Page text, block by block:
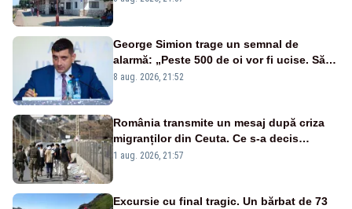
George Simion trage un semnal de
alarmă: „Peste 500 de oi vor fi ucise. Să
vedem dacă ciobanii vor fi despăgubiți”
8 aug. 2026, 21:52
România transmite un mesaj după criza
migranților din Ceuta. Ce s-a decis
împreună cu statele UE
1 aug. 2026, 21:57
Excursie cu final tragic. Un bărbat de 73